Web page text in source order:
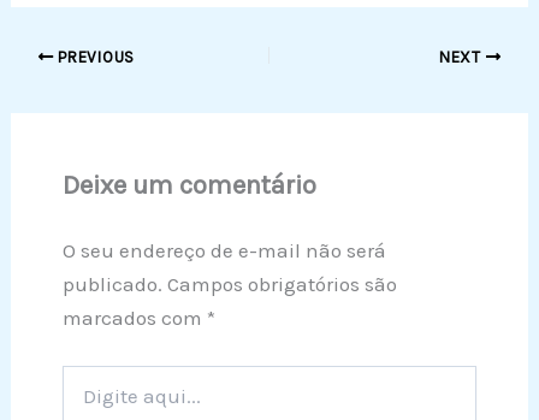
PREVIOUS NEXT
Deixe um comentário
O seu endereço de e-mail não será
publicado. Campos obrigatórios são
marcados com *
aqui...